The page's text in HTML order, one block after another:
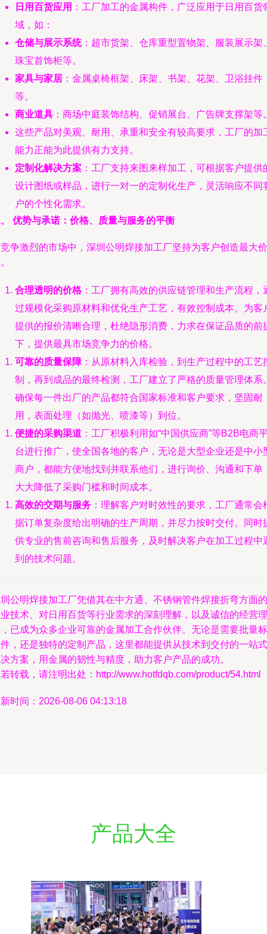
日用百货应用 ：工厂加工的金属构件，广泛应用于日用百货
域，如：
仓储与展示系统：超市货架、仓库重型置物架、服装展示架
珠宝首饰柜等。
家具与家居 ：金属桌椅框架、床架、书架、花架、卫浴挂件
等。
商业道具 ：商场中庭装饰结构、促销展台、广告牌支撑架等
这些产品对美观、耐用、承重和安全有较高要求，工厂的加
能力正能为此提供有力支持。
定制化解决方案 ：工厂支持来图来样加工，可根据客户提供
设计图纸或样品，进行一对一的定制化生产，灵活响应不同
户的个性化需求。
优势与承诺：价格、质量与服务的平衡
争激烈的市场中，深圳公明焊接加工厂坚持为客户创造最大价
合理透明的价格：工厂拥有高效的供应链管理和生产流程，
过规模化采购原材料和优化生产工艺，有效控制成本。为客
提供的报价清晰合理，杜绝隐形消费，力求在保证品质的前
下，提供最具市场竞争力的价格。
可靠的质量保障：从原材料入库检验，到生产过程中的工艺
制，再到成品的最终检测，工厂建立了严格的质量管理体系
确保每一件出厂的产品都符合国家标准和客户要求，坚固耐
用，表面处理（如抛光、喷漆等）到位。
便捷的采购渠道 ：工厂积极利用如“中国供应商”等B2B电商
台进行推广，使全国各地的客户，无论是大型企业还是中小
商户，都能方便地找到并联系他们，进行询价、沟通和下单
大大降低了采购门槛和时间成本。
高效的交期与服务 ：理解客户对时效性的要求，工厂通常会
据订单复杂度给出明确的生产周期，并尽力按时交付。同时
供专业的售前咨询和售后服务，及时解决客户在加工过程中
到的技术问题。
公明焊接加工厂凭借其在中方通、不锈钢管件焊接折弯方面的
技术、对日用百货等行业需求的深刻理解，以及诚信的经营理
已成为众多企业可靠的金属加工合作伙伴。无论是需要批量标
，还是独特的定制产品，这里都能提供从技术到交付的一站式
方案，用金属的韧性与精度，助力客户产品的成功。
转载，请注明出处：http://www.hotfdqb.com/product/54.html
时间：2026-08-06 04:13:18
产品大全